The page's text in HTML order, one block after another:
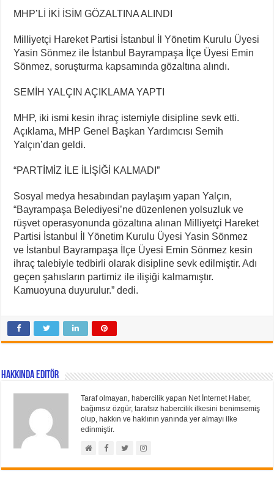
MHP’Lİ İKİ İSİM GÖZALTINA ALINDI
Milliyetçi Hareket Partisi İstanbul İl Yönetim Kurulu Üyesi
Yasin Sönmez ile İstanbul Bayrampaşa İlçe Üyesi Emin
Sönmez, soruşturma kapsamında gözaltına alındı.
SEMİH YALÇIN AÇIKLAMA YAPTI
MHP, iki ismi kesin ihraç istemiyle disipline sevk etti.
Açıklama, MHP Genel Başkan Yardımcısı Semih
Yalçın’dan geldi.
“PARTİMİZ İLE İLİŞİĞİ KALMADI”
Sosyal medya hesabından paylaşım yapan Yalçın,
“Bayrampaşa Belediyesi’ne düzenlenen yolsuzluk ve
rüşvet operasyonunda gözaltına alınan Milliyetçi Hareket
Partisi İstanbul İl Yönetim Kurulu Üyesi Yasin Sönmez
ve İstanbul Bayrampaşa İlçe Üyesi Emin Sönmez kesin
ihraç talebiyle tedbirli olarak disipline sevk edilmiştir. Adı
geçen şahısların partimiz ile ilişiği kalmamıştır.
Kamuoyuna duyurulur.” dedi.
Hakkında Editör
Taraf olmayan, habercilik yapan Net İnternet Haber,
bağımsız özgür, tarafsız habercilik ilkesini benimsemiş
olup, hakkın ve haklının yanında yer almayı ilke
edinmiştir.